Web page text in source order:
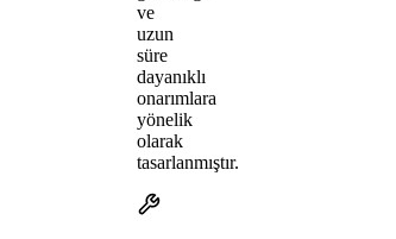
ve
uzun
süre
dayanıklı
onarımlara
yönelik
olarak
tasarlanmıştır.